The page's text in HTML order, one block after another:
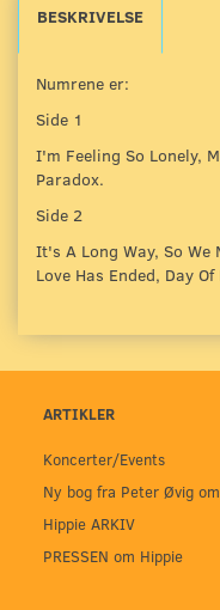
BESKRIVELSE
Numrene er:
Side 1
I'm Feeling So Lonely,
Paradox.
Side 2
It's A Long Way, So We
Love Has Ended, Day
ARTIKLER
Koncerter/Events
Ny bog fra Peter Øvig
Hippie ARKIV
PRESSEN om Hippie